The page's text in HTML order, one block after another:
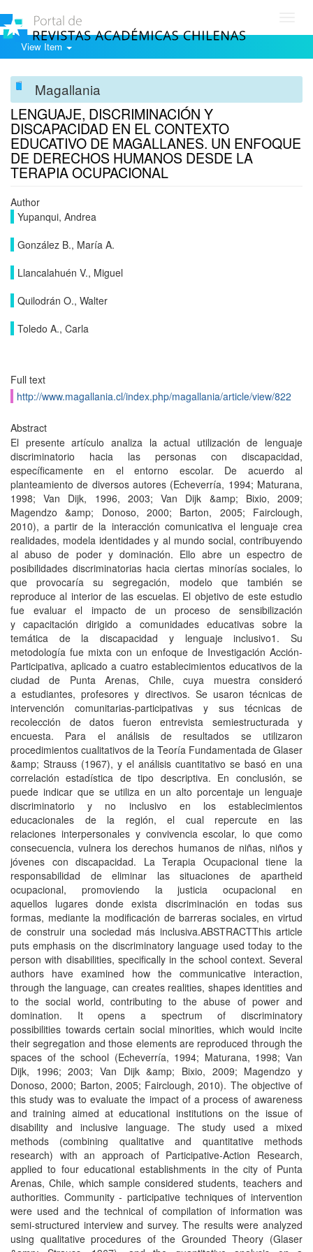
View Item
Magallania
LENGUAJE, DISCRIMINACIÓN Y
DISCAPACIDAD EN EL CONTEXTO
EDUCATIVO DE MAGALLANES. UN ENFOQUE
DE DERECHOS HUMANOS DESDE LA
TERAPIA OCUPACIONAL
Author
Yupanqui, Andrea
González B., María A.
Llancalahuén V., Miguel
Quilodrán O., Walter
Toledo A., Carla
Full text
http://www.magallania.cl/index.php/magallania/article/view/822
Abstract
El presente artículo analiza la actual utilización de lenguaje
discriminatorio hacia las personas con discapacidad,
específicamente en el entorno escolar. De acuerdo al
planteamiento de diversos autores (Echeverría, 1994; Maturana,
1998; Van Dijk, 1996, 2003; Van Dijk &amp; Bixio, 2009;
Magendzo &amp; Donoso, 2000; Barton, 2005; Fairclough,
2010), a partir de la interacción comunicativa el lenguaje crea
realidades, modela identidades y al mundo social, contribuyendo
al abuso de poder y dominación. Ello abre un espectro de
posibilidades discriminatorias hacia ciertas minorías sociales, lo
que provocaría su segregación, modelo que también se
reproduce al interior de las escuelas. El objetivo de este estudio
fue evaluar el impacto de un proceso de sensibilización
y capacitación dirigido a comunidades educativas sobre la
temática de la discapacidad y lenguaje inclusivo1. Su
metodología fue mixta con un enfoque de Investigación Acción-
Participativa, aplicado a cuatro establecimientos educativos de la
ciudad de Punta Arenas, Chile, cuya muestra consideró
a estudiantes, profesores y directivos. Se usaron técnicas de
intervención comunitarias-participativas y sus técnicas de
recolección de datos fueron entrevista semiestructurada y
encuesta. Para el análisis de resultados se utilizaron
procedimientos cualitativos de la Teoría Fundamentada de Glaser
&amp; Strauss (1967), y el análisis cuantitativo se basó en una
correlación estadística de tipo descriptiva. En conclusión, se
puede indicar que se utiliza en un alto porcentaje un lenguaje
discriminatorio y no inclusivo en los establecimientos
educacionales de la región, el cual repercute en las
relaciones interpersonales y convivencia escolar, lo que como
consecuencia, vulnera los derechos humanos de niñas, niños y
jóvenes con discapacidad. La Terapia Ocupacional tiene la
responsabilidad de eliminar las situaciones de apartheid
ocupacional, promoviendo la justicia ocupacional en
aquellos lugares donde exista discriminación en todas sus
formas, mediante la modificación de barreras sociales, en virtud
de construir una sociedad más inclusiva.ABSTRACTThis article
puts emphasis on the discriminatory language used today to the
person with disabilities, specifically in the school context. Several
authors have examined how the communicative interaction,
through the language, can creates realities, shapes identities and
to the social world, contributing to the abuse of power and
domination. It opens a spectrum of discriminatory
possibilities towards certain social minorities, which would incite
their segregation and those elements are reproduced through the
spaces of the school (Echeverría, 1994; Maturana, 1998; Van
Dijk, 1996; 2003; Van Dijk &amp; Bixio, 2009; Magendzo y
Donoso, 2000; Barton, 2005; Fairclough, 2010). The objective of
this study was to evaluate the impact of a process of awareness
and training aimed at educational institutions on the issue of
disability and inclusive language. The study used a mixed
methods (combining qualitative and quantitative methods
research) with an approach of Participative-Action Research,
applied to four educational establishments in the city of Punta
Arenas, Chile, which sample considered students, teachers and
authorities. Community - participative techniques of intervention
were used and the technical of compilation of information was
semi-structured interview and survey. The results were analyzed
using qualitative procedures of the Grounded Theory (Glaser